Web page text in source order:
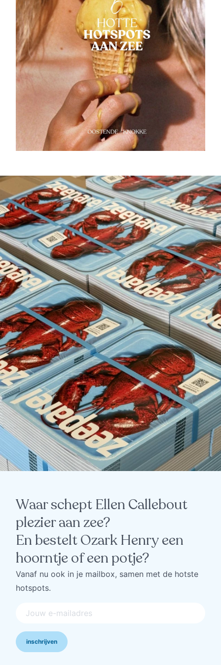
Waar schept Ellen Callebout
plezier aan zee?
En bestelt Ozark Henry een
hoorntje of een potje?
Vanaf nu ook in je mailbox, samen met de hotste
hotspots.
inschrijven